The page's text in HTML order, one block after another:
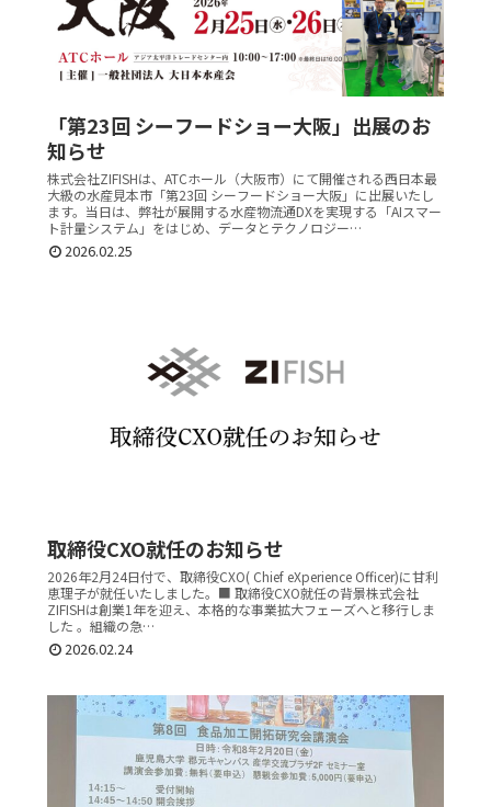
「第23回 シーフードショー大阪」出展のお
知らせ
株式会社ZIFISHは、ATCホール（大阪市）にて開催される西日本最
大級の水産見本市「第23回 シーフードショー大阪」に出展いたし
ます。当日は、弊社が展開する水産物流通DXを実現する「AIスマー
ト計量システム」をはじめ、データとテクノロジー…
2026.02.25
取締役CXO就任のお知らせ
2026年2月24日付で、取締役CXO( Chief eXperience Officer)に甘利
恵理子が就任いたしました。■ 取締役CXO就任の背景株式会社
ZIFISHは創業1年を迎え、本格的な事業拡大フェーズへと移行しま
した 。組織の急…
2026.02.24